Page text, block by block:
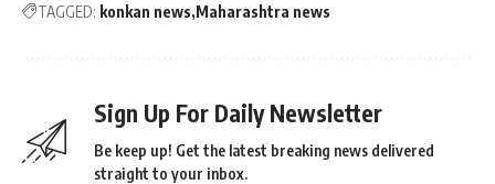
TAGGED: konkan news Maharashtra news
Sign Up For Daily Newsletter
Be keep up! Get the latest breaking news delivered
straight to your inbox.